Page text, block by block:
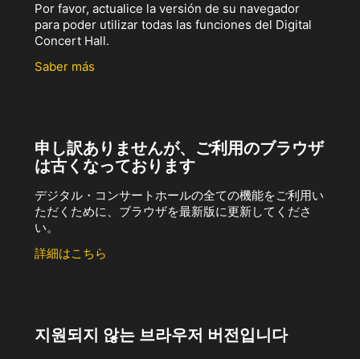
Por favor, actualice la versión de su navegador
para poder utilizar todas las funciones del Digital
Concert Hall.
Saber más
申し訳ありませんが、ご利用のブラウザ
は古くなっております
デジタル・コンサートホールの全ての機能をご利用い
ただくために、ブラウザを最新版に更新してくださ
い。
詳細はこちら
지원되지 않는 브라우저 버전입니다